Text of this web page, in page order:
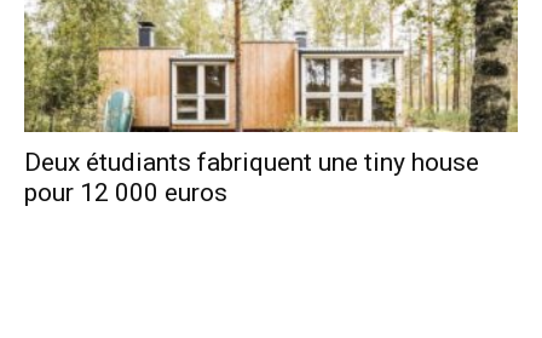
Deux étudiants fabriquent une tiny house
pour 12 000 euros